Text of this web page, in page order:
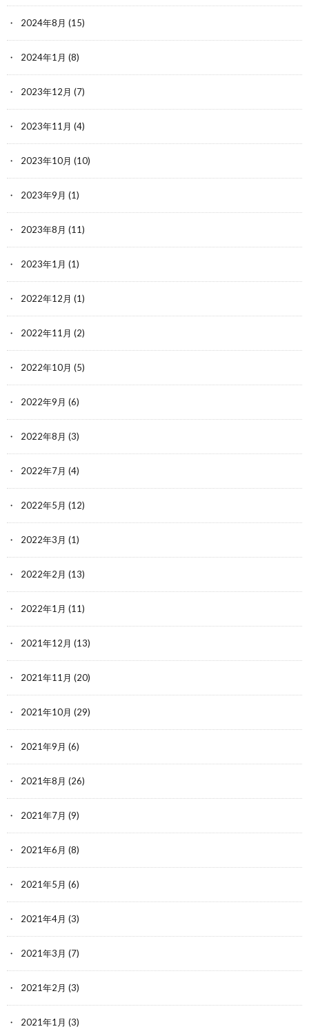
2024年8月 (15)
2024年1月 (8)
2023年12月 (7)
2023年11月 (4)
2023年10月 (10)
2023年9月 (1)
2023年8月 (11)
2023年1月 (1)
2022年12月 (1)
2022年11月 (2)
2022年10月 (5)
2022年9月 (6)
2022年8月 (3)
2022年7月 (4)
2022年5月 (12)
2022年3月 (1)
2022年2月 (13)
2022年1月 (11)
2021年12月 (13)
2021年11月 (20)
2021年10月 (29)
2021年9月 (6)
2021年8月 (26)
2021年7月 (9)
2021年6月 (8)
2021年5月 (6)
2021年4月 (3)
2021年3月 (7)
2021年2月 (3)
2021年1月 (3)